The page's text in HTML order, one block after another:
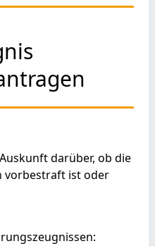
darüber, ob die
vorbestraft ist oder